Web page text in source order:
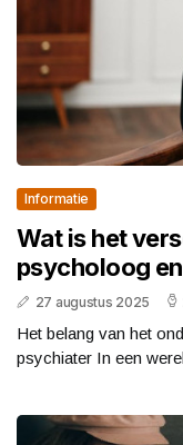
Informatie
Wat is het
psycholoog
27 augustus 2025
Het belang van het
psychiater In een